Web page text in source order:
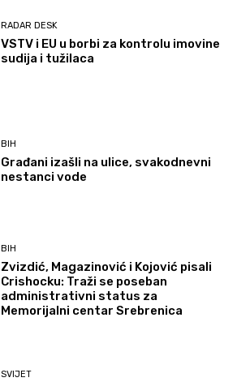
RADAR DESK
VSTV i EU u borbi za kontrolu imovine
sudija i tužilaca
BIH
Građani izašli na ulice, svakodnevni
nestanci vode
BIH
Zvizdić, Magazinović i Kojović pisali
Crishocku: Traži se poseban
administrativni status za
Memorijalni centar Srebrenica
SVIJET